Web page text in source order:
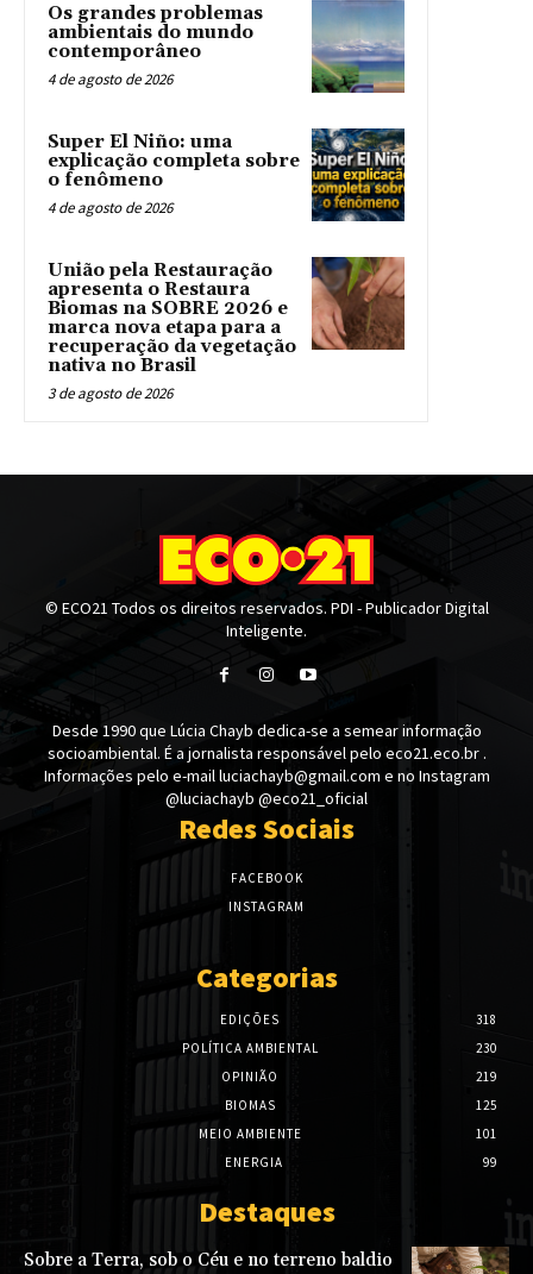
Os grandes problemas
ambientais do mundo
contemporâneo
4 de agosto de 2026
Super El Niño: uma
explicação completa sobre
o fenômeno
4 de agosto de 2026
União pela Restauração
apresenta o Restaura
Biomas na SOBRE 2026 e
marca nova etapa para a
recuperação da vegetação
nativa no Brasil
3 de agosto de 2026
© ECO21 Todos os direitos reservados. PDI - Publicador Digital
Inteligente.
Desde 1990 que Lúcia Chayb dedica-se a semear informação
socioambiental. É a jornalista responsável pelo eco21.eco.br .
Informações pelo e-mail luciachayb@gmail.com e no Instagram
@luciachayb @eco21_oficial
Redes Sociais
FACEBOOK
INSTAGRAM
Categorias
EDIÇÕES
318
POLÍTICA AMBIENTAL
230
OPINIÃO
219
BIOMAS
125
MEIO AMBIENTE
101
ENERGIA
99
Destaques
Sobre a Terra, sob o Céu e no terreno baldio